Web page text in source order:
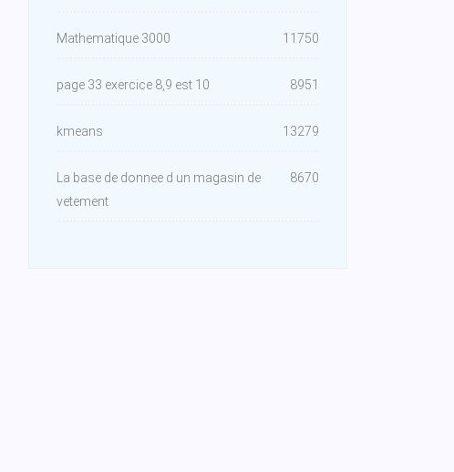
Mathematique 3000 11750
page 33 exercice 8,9 est 10 8951
kmeans 13279
La base de donnee d un magasin de
vetement
8670